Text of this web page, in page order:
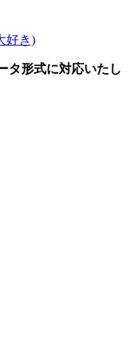
好き)
タ形式に対応いたし